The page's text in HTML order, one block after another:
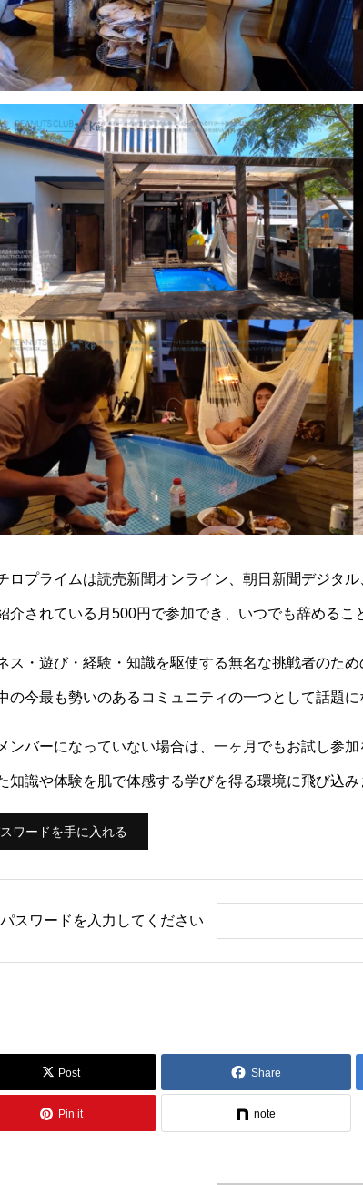
ロプライムは読売新聞オンライン、朝日新聞デジタ
介されている月500円で参加でき、いつでも辞める
ス・遊び・経験・知識を駆使する無名な挑戦者のた
の今最も勢いのあるコミュニティの一つとして話題に
ンバーになっていない場合は、一ヶ月でもお試し参加
知識や体験を肌で体感する学びを得る環境に飛び込み
ワードを手に入れる
パスワードを入力してください
Post Share
Pin it note